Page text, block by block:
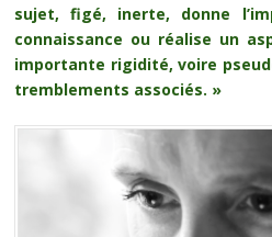
sujet, figé, inerte, donne
connaissance ou réalise un
importante rigidité, voire
tremblements associés. »